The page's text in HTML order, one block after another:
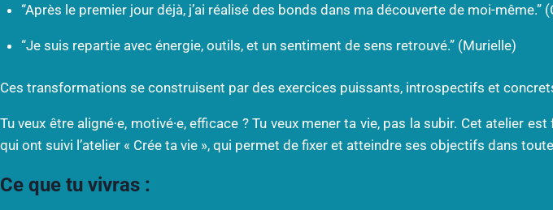
“Après le premier jour déjà, j’ai réalisé des bonds dans ma découverte de moi-même.”
“Je suis repartie avec énergie, outils, et un sentiment de sens retrouvé.” (Murielle)
Ces transformations se construisent par des exercices puissants, introspectifs et
Tu veux être aligné·e, motivé·e, efficace ? Tu veux mener ta vie, pas la subir. Cet atelier
qui ont suivi l’atelier « Crée ta vie », qui permet de fixer et atteindre ses objectifs dans
Ce que tu vivras :